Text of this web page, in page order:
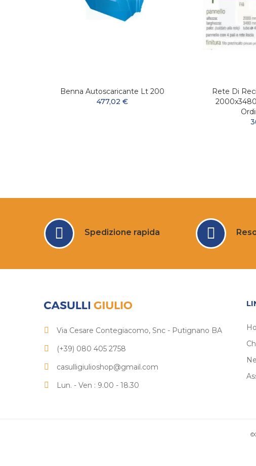
Benna Autoscaricante Lt 200
477,02 €
Rete Di
Spedizione rapida
Via Cesare Contegiacomo, Snc - Putignano BA
(+39) 080 405 2758
casulligiulioshop@gmail.com
Lun. - Ven : 9.00 - 18.30